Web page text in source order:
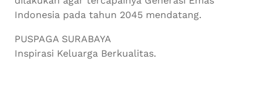
Indonesia pada tahun 2045 mendatang.
PUSPAGA SURABAYA
Inspirasi Keluarga Berkualitas.